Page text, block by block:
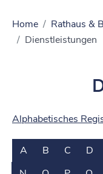
Home Rathaus &
Dienstleistungen
Alphabetisches
A B C D